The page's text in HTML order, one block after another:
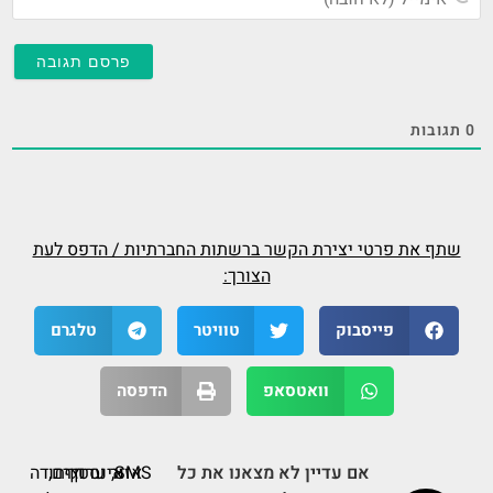
0 תגובות
שתף את פרטי יצירת הקשר ברשתות החברתיות / הדפס לעת
הצורך:
פייסבוק טוויטר טלגרם
וואטסאפ הדפסה
אם עדיין לא מצאנו את כל
SMS,
אזוראינסטגרם,
ערוץ
דףתודה